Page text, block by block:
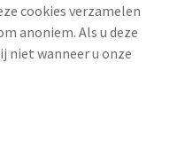
cookies verzamelen
anoniem. Als u deze
niet wanneer u onze